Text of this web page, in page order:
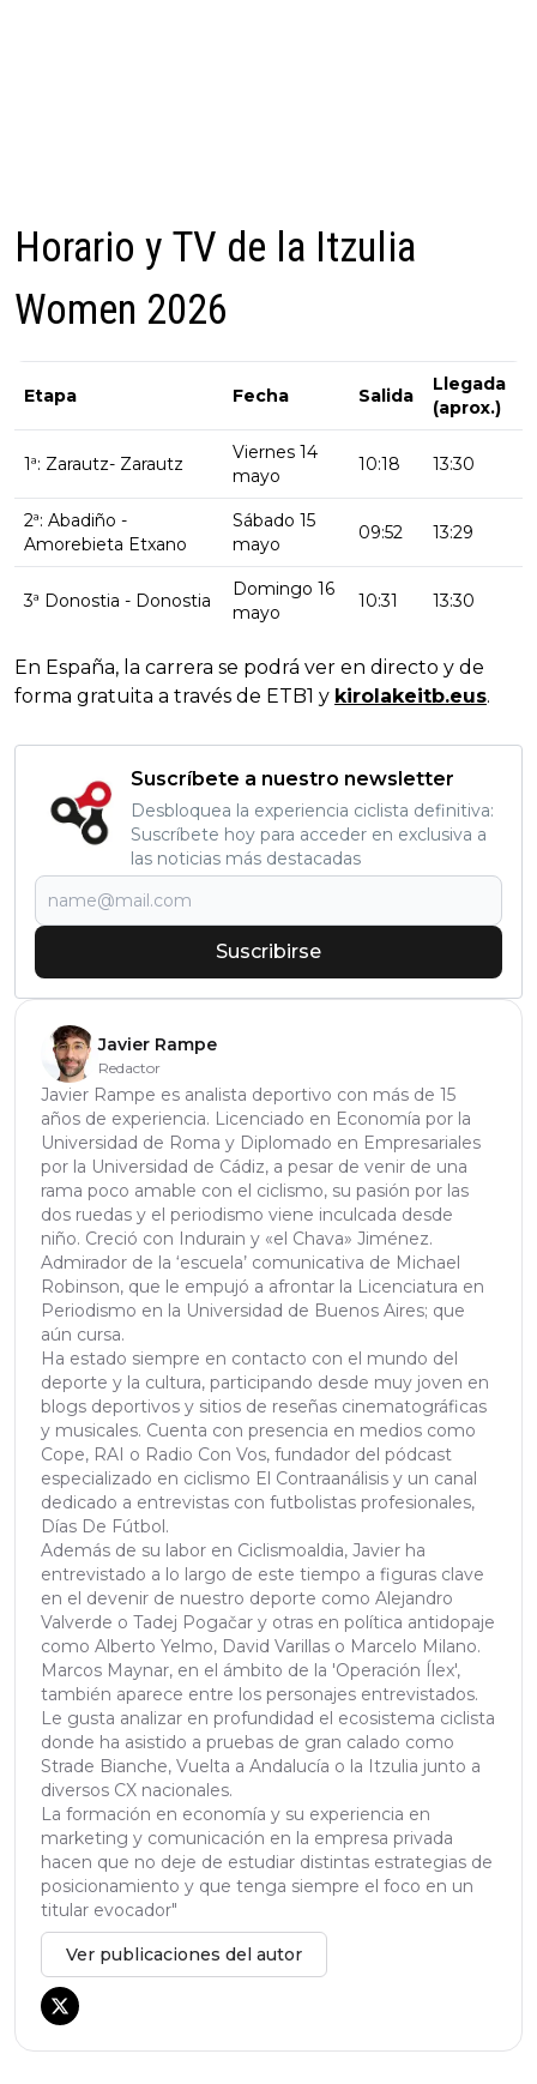
Horario y TV de la Itzulia
Women 2026
Etapa Fecha Salida
Llegada
(aprox.)
1ª: Zarautz- Zarautz
Viernes 14
mayo
10:18 13:30
2ª: Abadiño -
Amorebieta Etxano
Sábado 15
mayo
09:52 13:29
3ª Donostia - Donostia
Domingo 16
mayo
10:31 13:30
En España, la carrera se podrá ver en directo y de
forma gratuita a través de ETB1 y kirolakeitb.eus.
Suscríbete a nuestro newsletter
Desbloquea la experiencia ciclista definitiva:
Suscríbete hoy para acceder en exclusiva a
las noticias más destacadas
Suscribirse
Javier Rampe
Redactor
Javier Rampe es analista deportivo con más de 15
años de experiencia. Licenciado en Economía por la
Universidad de Roma y Diplomado en Empresariales
por la Universidad de Cádiz, a pesar de venir de una
rama poco amable con el ciclismo, su pasión por las
dos ruedas y el periodismo viene inculcada desde
niño. Creció con Indurain y «el Chava» Jiménez.
Admirador de la ‘escuela’ comunicativa de Michael
Robinson, que le empujó a afrontar la Licenciatura en
Periodismo en la Universidad de Buenos Aires; que
aún cursa.
Ha estado siempre en contacto con el mundo del
deporte y la cultura, participando desde muy joven en
blogs deportivos y sitios de reseñas cinematográficas
y musicales. Cuenta con presencia en medios como
Cope, RAI o Radio Con Vos, fundador del pódcast
especializado en ciclismo El Contraanálisis y un canal
dedicado a entrevistas con futbolistas profesionales,
Días De Fútbol.
Además de su labor en Ciclismoaldia, Javier ha
entrevistado a lo largo de este tiempo a figuras clave
en el devenir de nuestro deporte como Alejandro
Valverde o Tadej Pogačar y otras en política antidopaje
como Alberto Yelmo, David Varillas o Marcelo Milano.
Marcos Maynar, en el ámbito de la 'Operación Ílex',
también aparece entre los personajes entrevistados.
Le gusta analizar en profundidad el ecosistema ciclista
donde ha asistido a pruebas de gran calado como
Strade Bianche, Vuelta a Andalucía o la Itzulia junto a
diversos CX nacionales.
La formación en economía y su experiencia en
marketing y comunicación en la empresa privada
hacen que no deje de estudiar distintas estrategias de
posicionamiento y que tenga siempre el foco en un
titular evocador"
Ver publicaciones del autor